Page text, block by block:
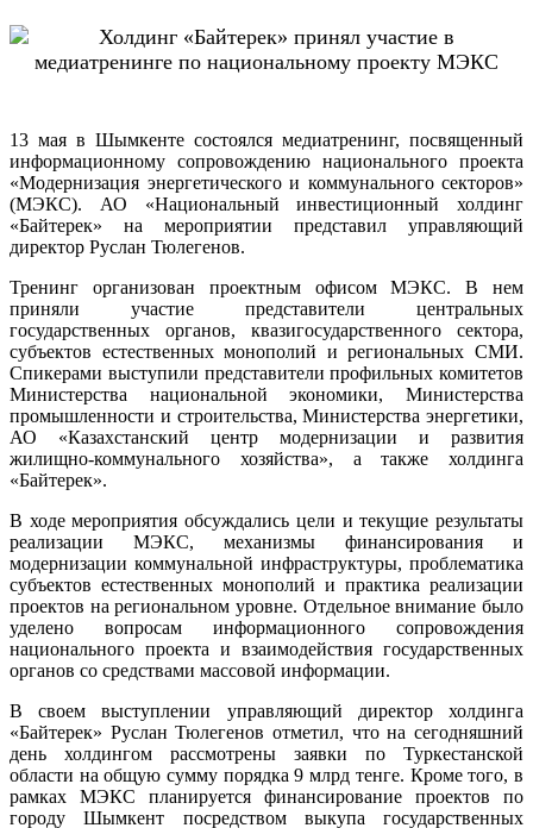
13 мая в Шымкенте состоялся медиатренинг, посвященный
информационному сопровождению национального проекта
«Модернизация энергетического и коммунального секторов»
(МЭКС). АО «Национальный инвестиционный холдинг
«Байтерек» на мероприятии представил управляющий
директор Руслан Тюлегенов.
Тренинг организован проектным офисом МЭКС. В нем
приняли участие представители центральных
государственных органов, квазигосударственного сектора,
субъектов естественных монополий и региональных СМИ.
Спикерами выступили представители профильных комитетов
Министерства национальной экономики, Министерства
промышленности и строительства, Министерства энергетики,
АО «Казахстанский центр модернизации и развития
жилищно-коммунального хозяйства», а также холдинга
«Байтерек».
В ходе мероприятия обсуждались цели и текущие результаты
реализации МЭКС, механизмы финансирования и
модернизации коммунальной инфраструктуры, проблематика
субъектов естественных монополий и практика реализации
проектов на региональном уровне. Отдельное внимание было
уделено вопросам информационного сопровождения
национального проекта и взаимодействия государственных
органов со средствами массовой информации.
В своем выступлении управляющий директор холдинга
«Байтерек» Руслан Тюлегенов отметил, что на сегодняшний
день холдингом рассмотрены заявки по Туркестанской
области на общую сумму порядка 9 млрд тенге. Кроме того, в
рамках МЭКС планируется финансирование проектов по
городу Шымкент посредством выкупа государственных